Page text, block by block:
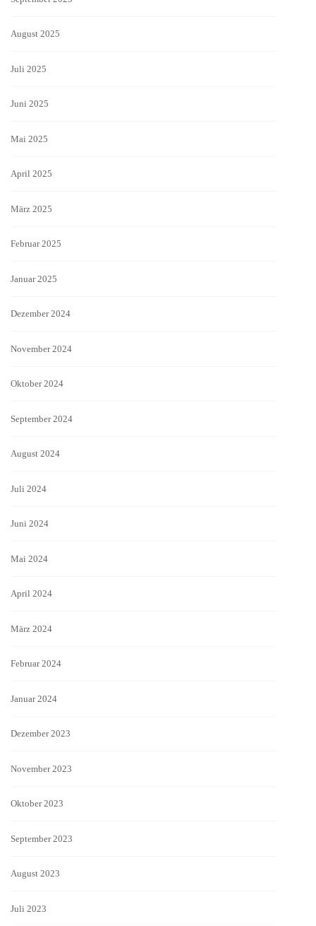
August 2025
Juli 2025
Juni 2025
Mai 2025
April 2025
März 2025
Februar 2025
Januar 2025
Dezember 2024
November 2024
Oktober 2024
September 2024
August 2024
Juli 2024
Juni 2024
Mai 2024
April 2024
März 2024
Februar 2024
Januar 2024
Dezember 2023
November 2023
Oktober 2023
September 2023
August 2023
Juli 2023